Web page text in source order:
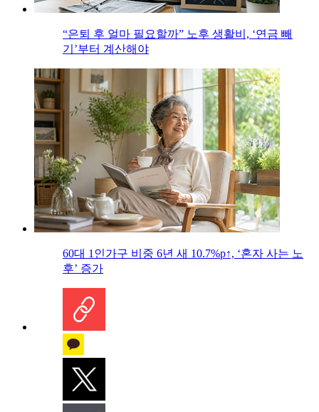
“은퇴 후 얼마 필요할까” 노후 생활비, ‘연금 빼
기’부터 계산해야
60대 1인가구 비중 6년 새 10.7%p↑, ‘혼자 사는 노
후’ 증가